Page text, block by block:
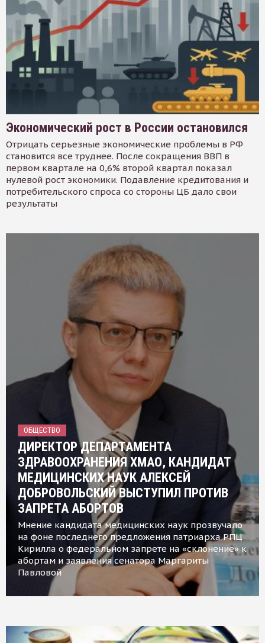
Экономический рост в России остановился
Отрицать серьезные экономические проблемы в РФ
становится все труднее. После сокращения ВВП в
первом квартале на 0,6% второй квартал показал
нулевой рост экономики. Подавление кредитования и
потребительского спроса со стороны ЦБ дало свои
результаты
ОБЩЕСТВО
ДИРЕКТОР ДЕПАРТАМЕНТА
ЗДРАВООХРАНЕНИЯ ХМАО, КАНДИДАТ
МЕДИЦИНСКИХ НАУК АЛЕКСЕЙ
ДОБРОВОЛЬСКИЙ ВЫСТУПИЛ ПРОТИВ
ЗАПРЕТА АБОРТОВ
Мнение кандидата медицинских наук прозвучало
на фоне последнего предложения патриарха РПЦ
Кирилла о федеральном запрете на «склонение» к
абортам и заявления сенатора Маргариты
Павловой